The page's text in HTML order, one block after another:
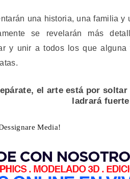
una historia, una familia
se revelarán más
y unir a todos los que
el arte está por
ladrará fuerte
Media!